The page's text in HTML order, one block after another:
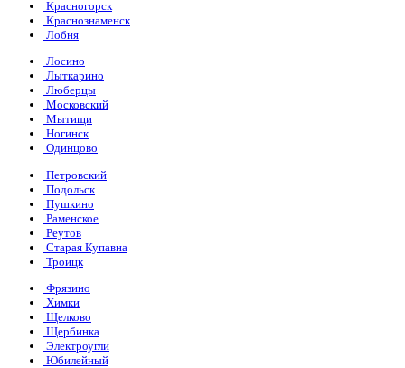
Красногорск
Краснознаменск
Лобня
Лосино
Лыткарино
Люберцы
Московский
Мытищи
Ногинск
Одинцово
Петровский
Подольск
Пушкино
Раменское
Реутов
Старая Купавна
Троицк
Фрязино
Химки
Щелково
Щербинка
Электроугли
Юбилейный